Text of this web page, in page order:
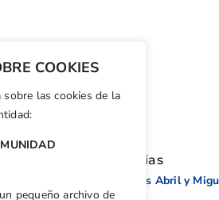
COOKIES
sobre las cookies de la
pequeño archivo de
Email
Otras noticias